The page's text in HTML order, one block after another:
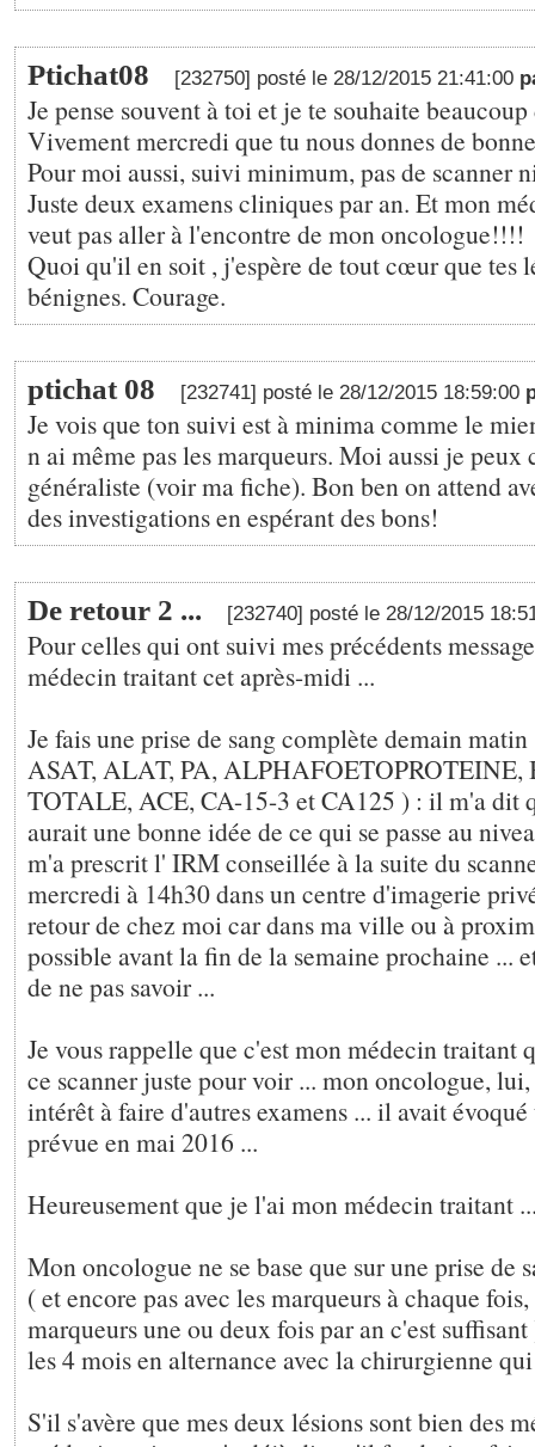
Ptichat08 [232750] posté le 28/12/2015 21:41:00
Je pense souvent à toi et je te souhaite
Vivement mercredi que tu nous donnes de
Pour moi aussi, suivi minimum, pas de scanner
Juste deux examens cliniques par an. Et mon
veut pas aller à l'encontre de mon oncologue!!!!
Quoi qu'il en soit , j'espère de tout cœur que tes
bénignes. Courage.
ptichat 08 [232741] posté le 28/12/2015 18:59:00
Je vois que ton suivi est à minima comme le
n ai même pas les marqueurs. Moi aussi je peux
généraliste (voir ma fiche). Bon ben on attend
des investigations en espérant des bons!
De retour 2 ... [232740] posté le 28/12/2015
Pour celles qui ont suivi mes précédents
médecin traitant cet après-midi ...
Je fais une prise de sang complète demain
ASAT, ALAT, PA,
TOTALE, ACE, CA-15-3 et CA125 ) : il m'a dit
aurait une bonne idée de ce qui se passe au
m'a prescrit l' IRM conseillée à la suite du
mercredi à 14h30 dans un centre d'imagerie
retour de chez moi car dans ma ville ou à
possible avant la fin de la semaine prochaine ...
de ne pas savoir ...
Je vous rappelle que c'est mon médecin traitant
ce scanner juste pour voir ... mon oncologue,
intérêt à faire d'autres examens ... il avait
prévue en mai 2016 ...
Heureusement que je l'ai mon médecin traitant
Mon oncologue ne se base que sur une prise de
( et encore pas avec les marqueurs à chaque
marqueurs une ou deux fois par an c'est
les 4 mois en alternance avec la chirurgienne
S'il s'avère que mes deux lésions sont bien des